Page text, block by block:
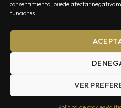
consentimiento, puede afectar
funciones.
VER
Summa Inferno — Todos los